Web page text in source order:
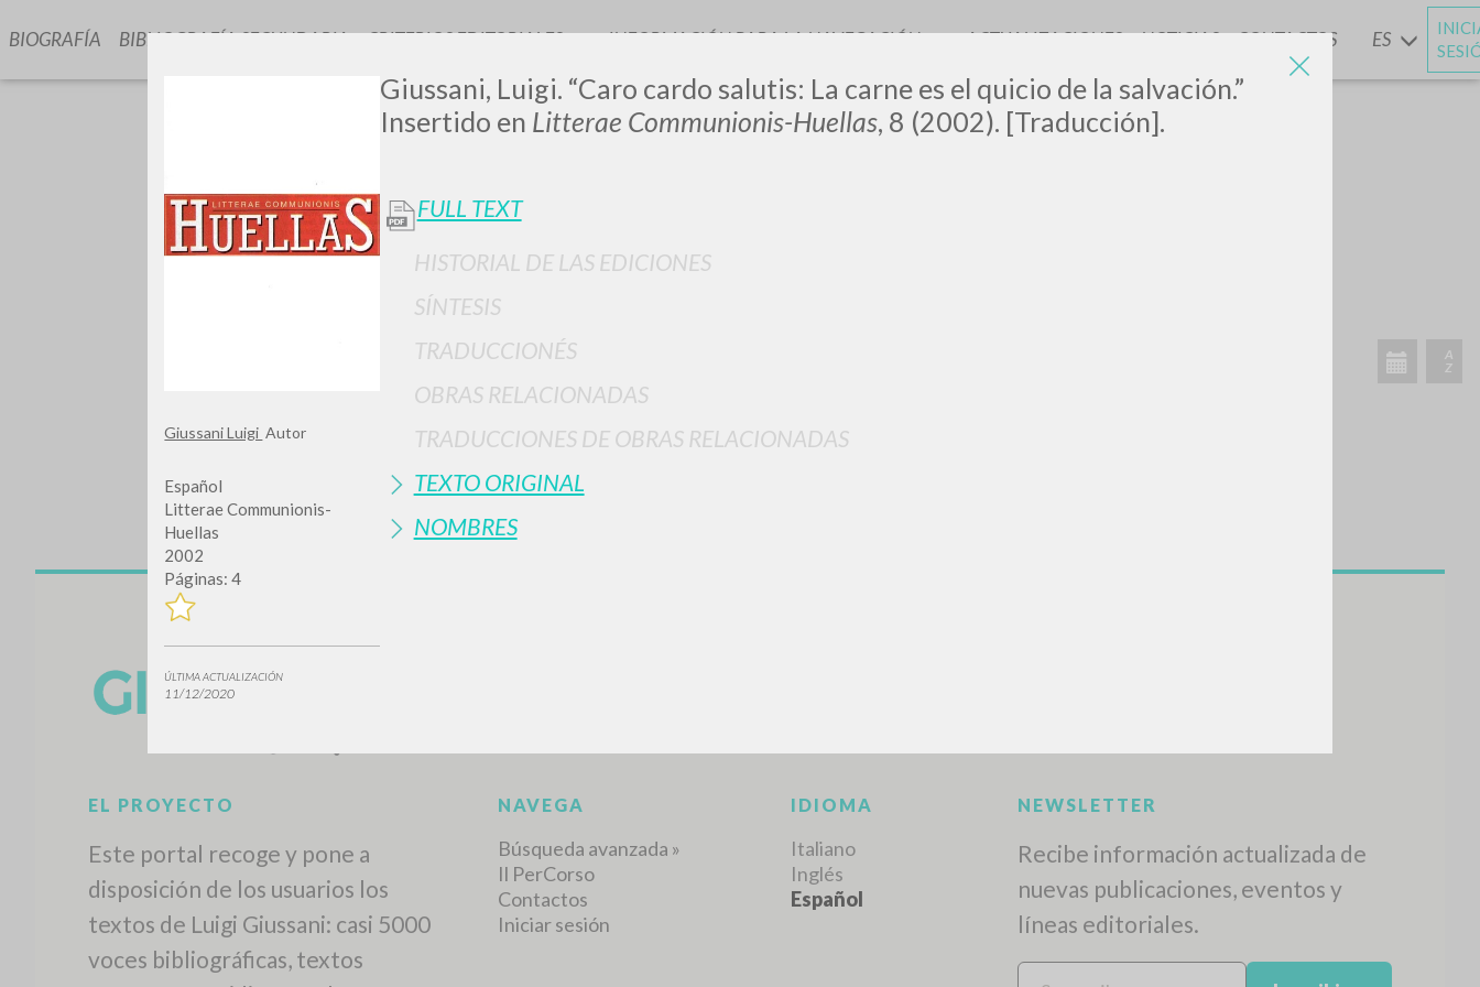
Giussani Luigi Autor
Español
Litterae Communionis-
Huellas
2002
Páginas: 4
ÚLTIMA ACTUALIZACIÓN
11/12/2020
Giussani, Luigi. “Caro cardo salutis: La carne es el quicio de la salvación.”
Insertido en Litterae Communionis-Huellas, 8 (2002). [Traducción].
FULL TEXT
HISTORIAL DE LAS EDICIONES
SÍNTESIS
TRADUCCIONÉS
OBRAS RELACIONADAS
TRADUCCIONES DE OBRAS RELACIONADAS
TEXTO ORIGINAL
NOMBRES
LUIGI
GIUSSANI
scritti
BIOGRAFÍA BIBLIOGRAFÍA SECUNDARIA CRITERIOS EDITORIALES INFORMACIÓN PARA LA NAVEGACIÓN ACTUALIZACIONESYNOTICIAS CONTACTOS ES
TIPOLOGÍA IDIOMA AÑO ACTIVIDADES RECIENTES